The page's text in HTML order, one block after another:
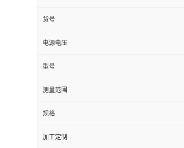
货号
电源电压
型号
测量范围
规格
加工定制